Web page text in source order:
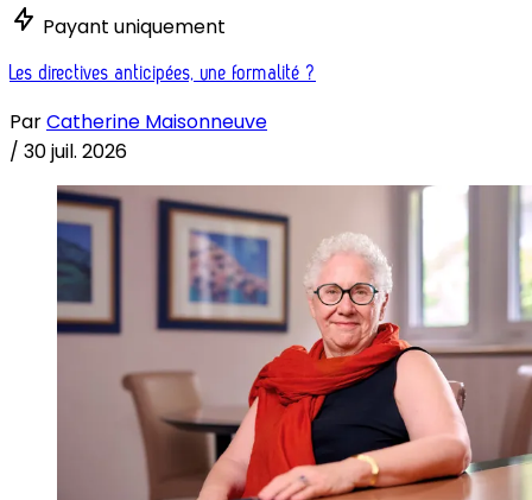
Payant uniquement
Les directives anticipées, une formalité ?
ParCatherine Maisonneuve
/ 30 juil. 2026